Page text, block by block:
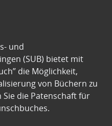
und
(SUB) bietet mit
die Möglichkeit,
von Büchern zu
die Patenschaft für